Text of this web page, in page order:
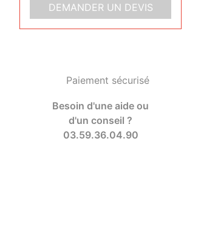
DEMANDER UN DEVIS
Paiement sécurisé
Besoin d'une aide ou
d'un conseil ?
03.59.36.04.90